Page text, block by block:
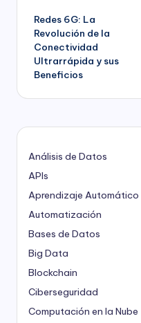
de
entradas
Redes 6G: La
Revolución de la
Conectividad
Ultrarrápida y sus
Beneficios
Análisis de Datos
APIs
Aprendizaje Automático
Automatización
Bases de Datos
Big Data
Blockchain
Ciberseguridad
Computación en la Nube